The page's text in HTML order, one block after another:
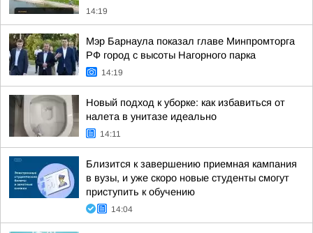
14:19
Мэр Барнаула показал главе Минпромторга
РФ город с высоты Нагорного парка
14:19
Новый подход к уборке: как избавиться от
налета в унитазе идеально
14:11
Близится к завершению приемная кампания
в вузы, и уже скоро новые студенты смогут
приступить к обучению
14:04